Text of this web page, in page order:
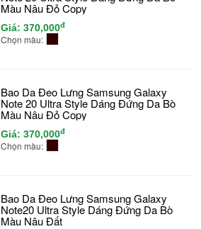
Màu Nâu Đỏ Copy
Giá: 370,000đ
Chọn màu:
Bao Da Đeo Lưng Samsung Galaxy
Note 20 Ultra Style Dáng Đứng Da Bò
Màu Nâu Đỏ Copy
Giá: 370,000đ
Chọn màu:
Bao Da Đeo Lưng Samsung Galaxy
Note20 Ultra Style Dáng Đứng Da Bò
Màu Nâu Đất